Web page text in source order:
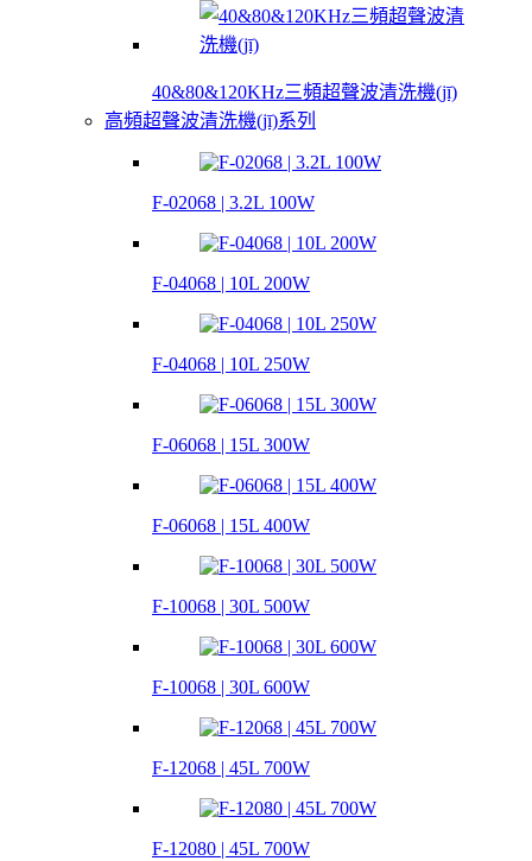
40&80&120KHz三頻超聲波清洗機(jī)
高頻超聲波清洗機(jī)系列
F-02068 | 3.2L 100W
F-04068 | 10L 200W
F-04068 | 10L 250W
F-06068 | 15L 300W
F-06068 | 15L 400W
F-10068 | 30L 500W
F-10068 | 30L 600W
F-12068 | 45L 700W
F-12080 | 45L 700W